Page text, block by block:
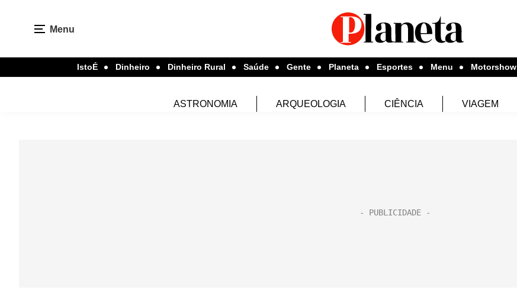
Menu
IstoÉ Dinheiro Dinheiro Rural Saúde Gente Planeta Esportes Menu Motorshow
ASTRONOMIA ARQUEOLOGIA CIÊNCIA VIAGEM